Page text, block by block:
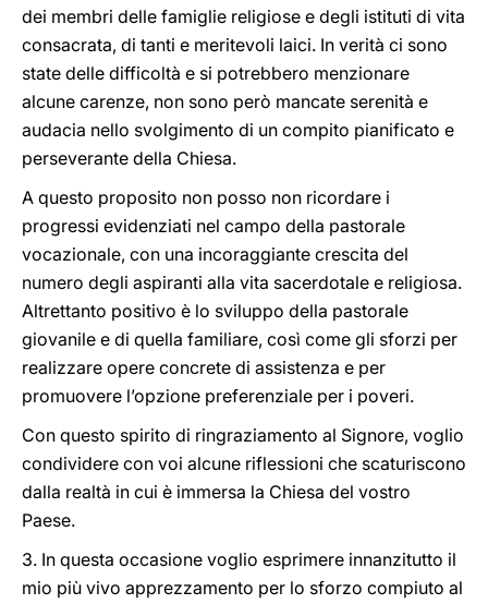
dei membri delle famiglie religiose e degli istituti di vita
consacrata, di tanti e meritevoli laici. In verità ci sono
state delle difficoltà e si potrebbero menzionare
alcune carenze, non sono però mancate serenità e
audacia nello svolgimento di un compito pianificato e
perseverante della Chiesa.
A questo proposito non posso non ricordare i
progressi evidenziati nel campo della pastorale
vocazionale, con una incoraggiante crescita del
numero degli aspiranti alla vita sacerdotale e religiosa.
Altrettanto positivo è lo sviluppo della pastorale
giovanile e di quella familiare, così come gli sforzi per
realizzare opere concrete di assistenza e per
promuovere l’opzione preferenziale per i poveri.
Con questo spirito di ringraziamento al Signore, voglio
condividere con voi alcune riflessioni che scaturiscono
dalla realtà in cui è immersa la Chiesa del vostro
Paese.
3. In questa occasione voglio esprimere innanzitutto il
mio più vivo apprezzamento per lo sforzo compiuto al